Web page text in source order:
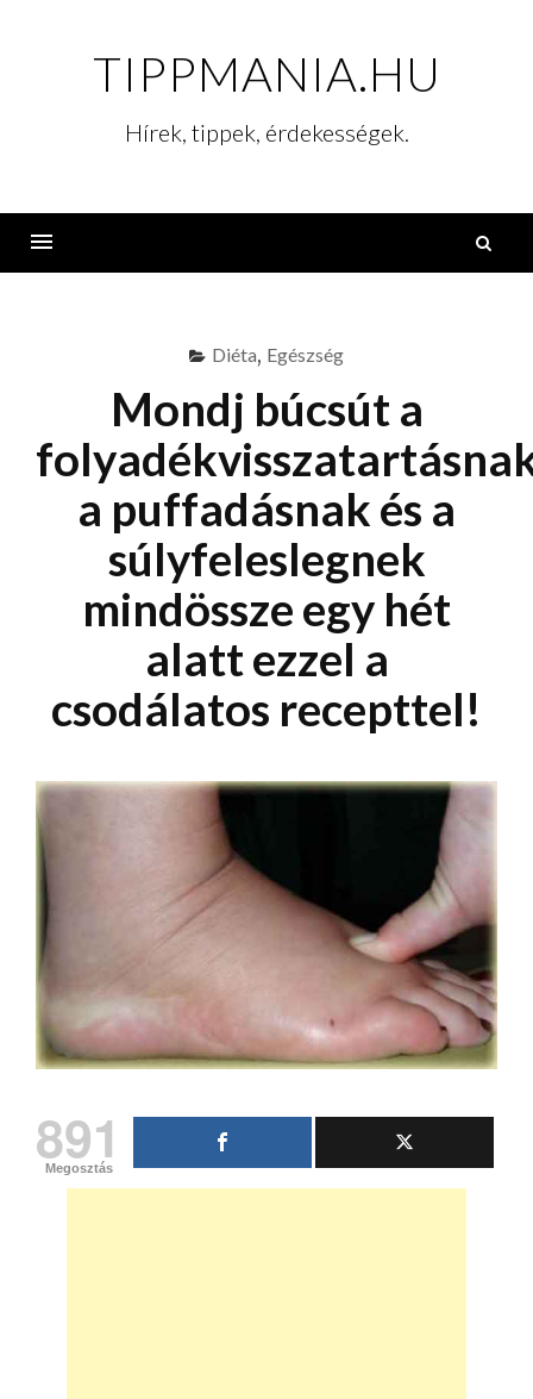
TIPPMANIA.HU
Hírek, tippek, érdekességek.
Diéta, Egészség
Mondj búcsút a
a puffadásnak és a
súlyfeleslegnek
mindössze egy hét
alatt ezzel a
csodálatos recepttel!
891
Megosztás